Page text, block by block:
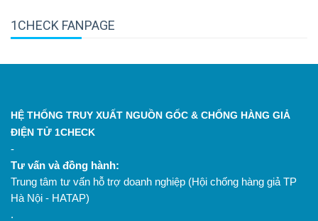
1CHECK FANPAGE
HỆ THỐNG TRUY XUẤT NGUỒN GỐC & CHỐNG HÀNG GIẢ
ĐIỆN TỬ 1CHECK
-
Tư vấn và đồng hành:
Trung tâm tư vấn hỗ trợ doanh nghiệp (Hội chống hàng giả TP
Hà Nội - HATAP)
.